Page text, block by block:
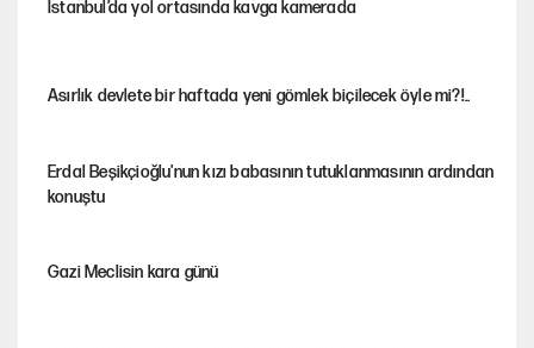
İstanbul’da yol ortasında kavga kamerada
Asırlık devlete bir haftada yeni gömlek biçilecek öyle mi?!..
Erdal Beşikçioğlu'nun kızı babasının tutuklanmasının ardından
konuştu
Gazi Meclisin kara günü